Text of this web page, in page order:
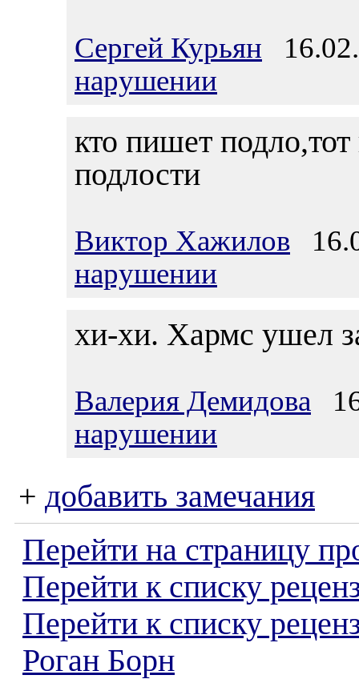
Сергей Курьян
нарушении
кто пишет подло,тот
подлости
Виктор Хажилов
нарушении
хи-хи. Хармс ушел
Валерия Демидова
нарушении
+ добавить замечания
Перейти на страницу
Перейти к списку
Перейти к списку
Роган Борн